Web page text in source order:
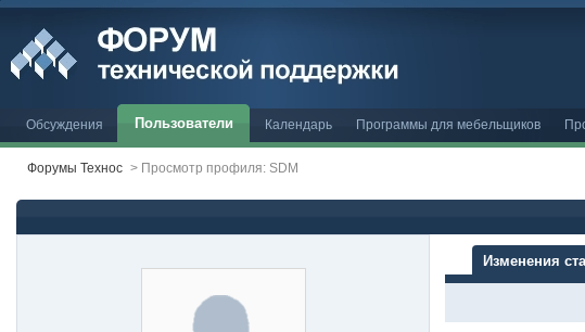
Обсуждения Пользователи Календарь Программы для мебельщиков
Форумы Технос > Просмотр профиля: SDM
Изменения